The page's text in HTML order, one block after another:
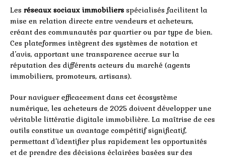
Les réseaux sociaux immobiliers spécialisés facilitent la
mise en relation directe entre vendeurs et acheteurs,
créant des communautés par quartier ou par type de bien.
Ces plateformes intègrent des systèmes de notation et
d’avis, apportant une transparence accrue sur la
réputation des différents acteurs du marché (agents
immobiliers, promoteurs, artisans).
Pour naviguer efficacement dans cet écosystème
numérique, les acheteurs de 2025 doivent développer une
véritable littératie digitale immobilière. La maîtrise de ces
outils constitue un avantage compétitif significatif,
permettant d’identifier plus rapidement les opportunités
et de prendre des décisions éclairées basées sur des